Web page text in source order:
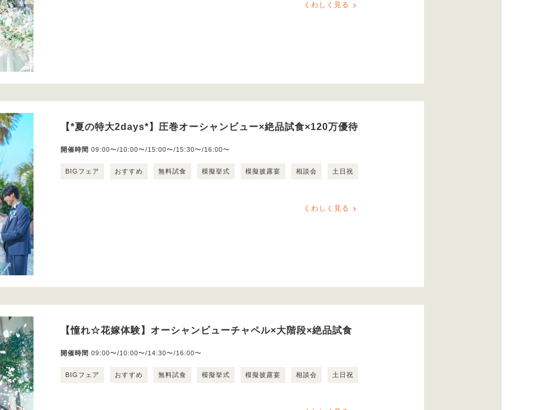
くわしく見る
【*夏の特大2days*】圧巻オーシャンビュー×絶品試食×120万優待
開催時間 09:00〜/10:00〜/15:00〜/15:30〜/16:00〜
BIGフェア おすすめ 無料試食 模擬挙式 模擬披露宴 相談会 土日祝
くわしく見る
【憧れ☆花嫁体験】オーシャンビューチャペル×大階段×絶品試食
開催時間 09:00〜/10:00〜/14:30〜/16:00〜
BIGフェア おすすめ 無料試食 模擬挙式 模擬披露宴 相談会 土日祝